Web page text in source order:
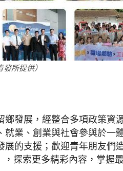
所提供）
發展，經整合多項政策資
業、創業與社會參與於一
的支援；歡迎青年朋友們
探索更多精彩內容，掌握